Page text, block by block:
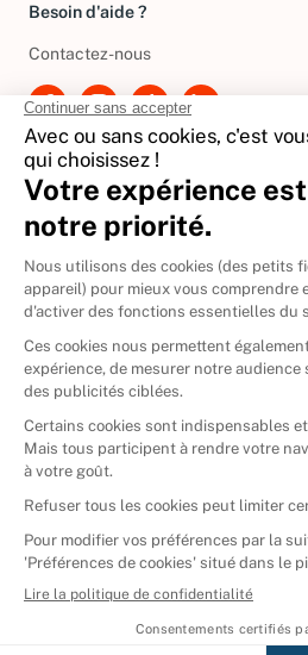
Besoin d'aide ?
Contactez-nous
International
🇪🇸 Espagne
🇩🇪Allemagne
🇮🇹 Italie